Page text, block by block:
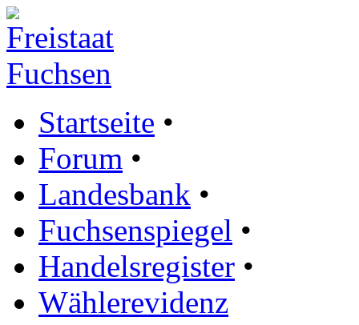
Startseite •
Forum •
Landesbank •
Fuchsenspiegel •
Handelsregister •
Wählerevidenz